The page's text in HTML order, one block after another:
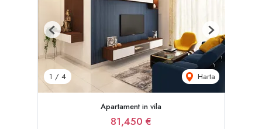
1 / 4 Harta
Previous Next
Apartament in vila
81,450 €